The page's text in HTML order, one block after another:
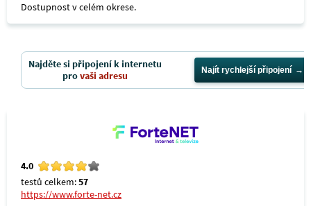
Dostupnost v celém okrese.
Najděte si připojení k internetu
provaši adresu Najít rychlejší připojení
4.0
testů celkem:57
https://www.forte-net.cz